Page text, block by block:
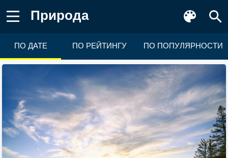
Природа
ПО ДАТЕ ПО РЕЙТИНГУ ПО ПОПУЛЯРНОСТИ